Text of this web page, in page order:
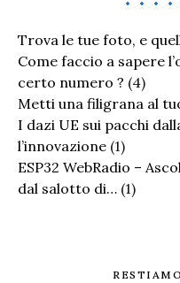
Trova le tue foto, e
Come faccio a sapere
certo numero ? (4)
Metti una filigrana al
I dazi UE sui pacchi
l’innovazione (1)
ESP32 WebRadio –
dal salotto di… (1)